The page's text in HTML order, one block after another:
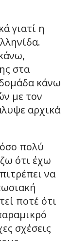
γιατί η
στα
κάνω
με τον
αρχικά
πολύ
ότι έχω
να
ποτέ ότι
σχέσεις